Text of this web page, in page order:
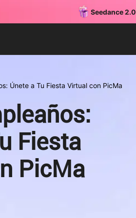
Únete a Tu Fiesta Virtual con PicMa
Fiesta
PicMa
Seedance 2.0